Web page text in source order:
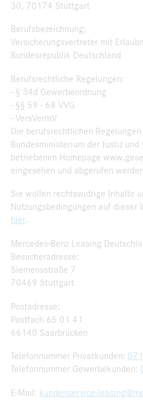
30, 70174 Stuttgart
Berufsbezeichnung:
Versicherungsvertreter mit
Bundesrepublik Deutschland
Berufsrechtliche Regelungen:
- § 34d Gewerbeordnung
- §§ 59 - 68 VVG
- VersVermV
Die berufsrechtlichen
Bundesministerium der Justiz und
betriebenen Homepage
eingesehen und abgerufen
Sie wollen rechtswidrige Inhalte
Nutzungsbedingungen auf dieser
hier.
Mercedes-Benz Leasing
Besucheradresse:
Siemensstraße 7
70469 Stuttgart
Postadresse:
Postfach 65 01 41
66140 Saarbrücken
Telefonnummer Privatkunden:
Telefonnummer Gewerbekunden:
E-Mail: kundenservice-